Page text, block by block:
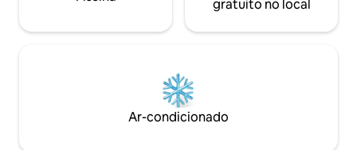
gratuito no local
Ar-condicionado